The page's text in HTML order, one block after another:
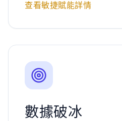
查看敏捷賦能詳情
數據破冰